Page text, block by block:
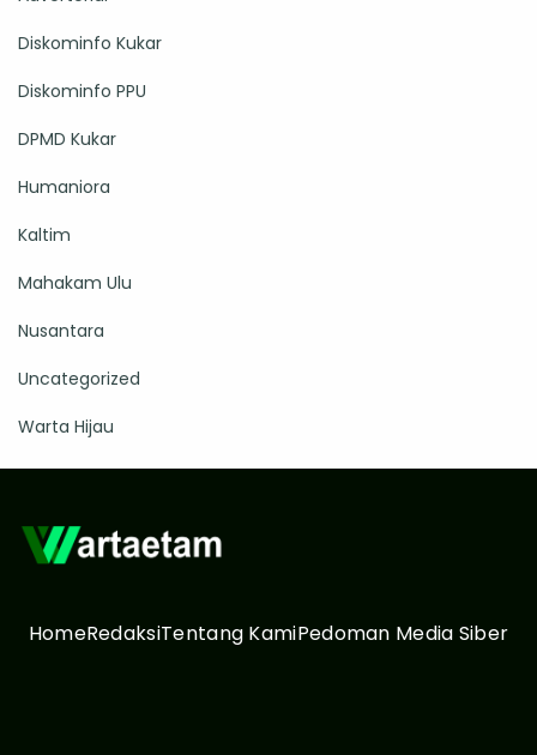
Diskominfo Kukar
Diskominfo PPU
DPMD Kukar
Humaniora
Kaltim
Mahakam Ulu
Nusantara
Uncategorized
Warta Hijau
HomeRedaksiTentang KamiPedoman Media Siber